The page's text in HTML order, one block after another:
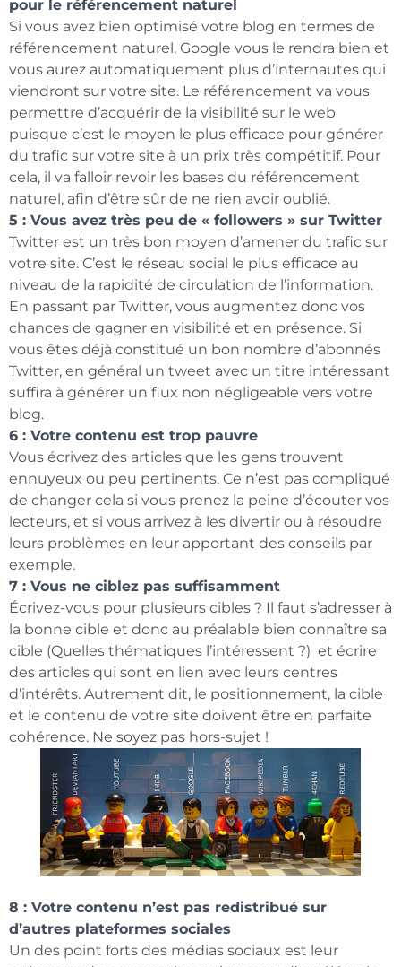
pour le référencement naturel
Si vous avez bien optimisé votre blog en termes de
référencement naturel, Google vous le rendra bien et
vous aurez automatiquement plus d’internautes qui
viendront sur votre site. Le référencement va vous
permettre d’acquérir de la visibilité sur le web
puisque c’est le moyen le plus efficace pour générer
du trafic sur votre site à un prix très compétitif. Pour
cela, il va falloir revoir les bases du référencement
naturel, afin d’être sûr de ne rien avoir oublié.
5 : Vous avez très peu de « followers » sur Twitter
Twitter est un très bon moyen d’amener du trafic sur
votre site. C’est le réseau social le plus efficace au
niveau de la rapidité de circulation de l’information.
En passant par Twitter, vous augmentez donc vos
chances de gagner en visibilité et en présence. Si
vous êtes déjà constitué un bon nombre d’abonnés
Twitter, en général un tweet avec un titre intéressant
suffira à générer un flux non négligeable vers votre
blog.
6 : Votre contenu est trop pauvre
Vous écrivez des articles que les gens trouvent
ennuyeux ou peu pertinents. Ce n’est pas compliqué
de changer cela si vous prenez la peine d’écouter vos
lecteurs, et si vous arrivez à les divertir ou à résoudre
leurs problèmes en leur apportant des conseils par
exemple.
7 : Vous ne ciblez pas suffisamment
Écrivez-vous pour plusieurs cibles ? Il faut s’adresser à
la bonne cible et donc au préalable bien connaître sa
cible (Quelles thématiques l’intéressent ?) et écrire
des articles qui sont en lien avec leurs centres
d’intérêts. Autrement dit, le positionnement, la cible
et le contenu de votre site doivent être en parfaite
cohérence. Ne soyez pas hors-sujet !
8 : Votre contenu n’est pas redistribué sur
d’autres plateformes sociales
Un des point forts des médias sociaux est leur